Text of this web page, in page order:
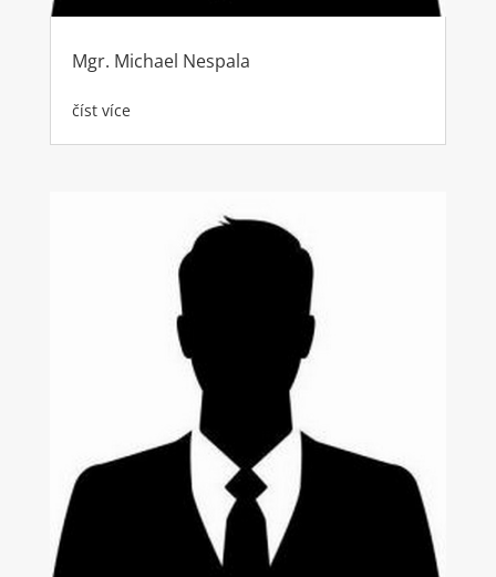
Mgr. Michael Nespala
číst více